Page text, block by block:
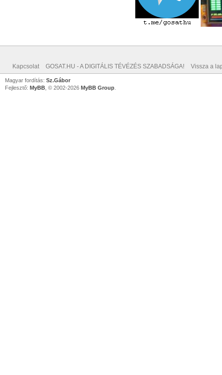
Kapcsolat GOSAT.HU - A DIGITÁLIS TÉVÉZÉS SZABADSÁGA! Vissza a
Magyar fordítás: Sz.Gábor
Fejlesztő: MyBB , © 2002-2026 MyBB Group